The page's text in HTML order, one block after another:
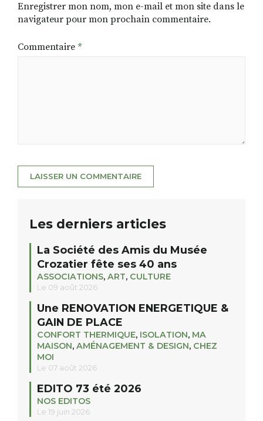
Enregistrer mon nom, mon e-mail et mon site dans le
navigateur pour mon prochain commentaire.
Commentaire *
Les derniers articles
La Société des Amis du Musée
Crozatier fête ses 40 ans
ASSOCIATIONS, ART, CULTURE
Le 09 août 2026
Une RENOVATION ENERGETIQUE &
GAIN DE PLACE
CONFORT THERMIQUE, ISOLATION, MA
MAISON, AMÉNAGEMENT & DESIGN, CHEZ
MOI
Le 07 août 2026
EDITO 73 été 2026
NOS EDITOS
Le 19 juin 2026